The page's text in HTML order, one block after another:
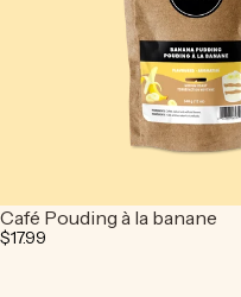
Café Pouding à la banane
$17.99